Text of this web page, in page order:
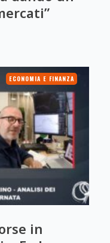
ECONOMIA E FINANZA
in